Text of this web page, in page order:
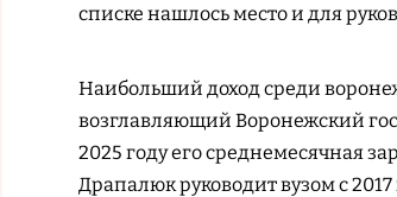
списке нашлось место и для
Наибольший доход среди
возглавляющий Воронежский
2025 году его среднемесячная
Драпалюк руководит вузом с